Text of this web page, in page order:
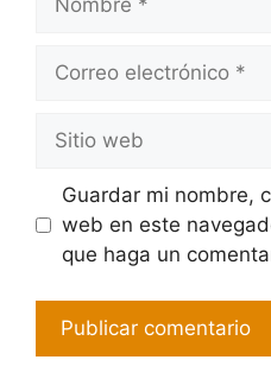
Guardar mi nombre,
web en este
que haga un